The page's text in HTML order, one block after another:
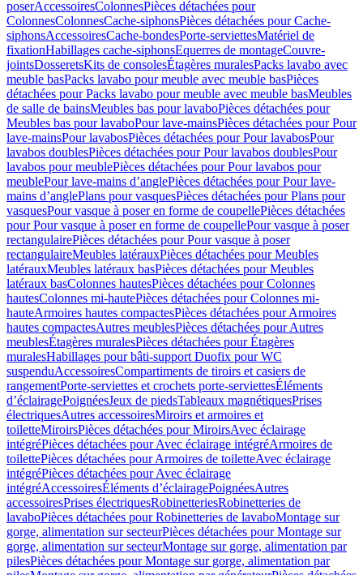
poserAccessoiresColonnesPièces détachées pour
ColonnesColonnesCache-siphonsPièces détachées pour Cache-
siphonsAccessoiresCache-bondesPorte-serviettesMatériel de
fixationHabillages cache-siphonsEquerres de montageCouvre-
jointsDosseretsKits de consolesÉtagères muralesPacks lavabo avec
meuble basPacks lavabo pour meuble avec meuble basPièces
détachées pour Packs lavabo pour meuble avec meuble basMeubles
de salle de bainsMeubles bas pour lavaboPièces détachées pour
Meubles bas pour lavaboPour lave-mainsPièces détachées pour Pour
lave-mainsPour lavabosPièces détachées pour Pour lavabosPour
lavabos doublesPièces détachées pour Pour lavabos doublesPour
lavabos pour meublePièces détachées pour Pour lavabos pour
meublePour lave-mains d’anglePièces détachées pour Pour lave-
mains d’anglePlans pour vasquesPièces détachées pour Plans pour
vasquesPour vasque à poser en forme de coupellePièces détachées
pour Pour vasque à poser en forme de coupellePour vasque à poser
rectangulairePièces détachées pour Pour vasque à poser
rectangulaireMeubles latérauxPièces détachées pour Meubles
latérauxMeubles latéraux basPièces détachées pour Meubles
latéraux basColonnes hautesPièces détachées pour Colonnes
hautesColonnes mi-hautePièces détachées pour Colonnes mi-
hauteArmoires hautes compactesPièces détachées pour Armoires
hautes compactesAutres meublesPièces détachées pour Autres
meublesÉtagères muralesPièces détachées pour Étagères
muralesHabillages pour bâti-support Duofix pour WC
suspenduAccessoiresCompartiments de tiroirs et casiers de
rangementPorte-serviettes et crochets porte-serviettesÉléments
d’éclairagePoignéesJeux de piedsTableaux magnétiquesPrises
électriquesAutres accessoiresMiroirs et armoires et
toiletteMiroirsPièces détachées pour MiroirsAvec éclairage
intégréPièces détachées pour Avec éclairage intégréArmoires de
toilettePièces détachées pour Armoires de toiletteAvec éclairage
intégréPièces détachées pour Avec éclairage
intégréAccessoiresÉléments d’éclairagePoignéesAutres
accessoiresPrises électriquesRobinetteriesRobinetteries de
lavaboPièces détachées pour Robinetteries de lavaboMontage sur
gorge, alimentation sur secteurPièces détachées pour Montage sur
gorge, alimentation sur secteurMontage sur gorge, alimentation par
pilesPièces détachées pour Montage sur gorge, alimentation par